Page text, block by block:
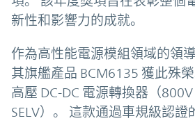
新性和影響力的成就。
作為高性能電源模組領域的領
其旗艦產品 BCM6135 獲此殊
高壓 DC-DC 電源轉換器（
SELV）。 這款通過車規級認證